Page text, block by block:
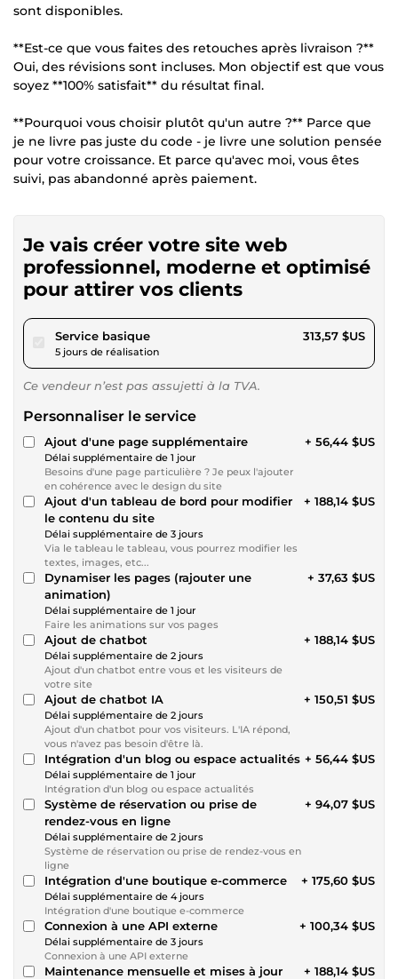
sont disponibles.
**Est-ce que vous faites des retouches après livraison ?**
Oui, des révisions sont incluses. Mon objectif est que vous
soyez **100% satisfait** du résultat final.
**Pourquoi vous choisir plutôt qu'un autre ?** Parce que
je ne livre pas juste du code - je livre une solution pensée
pour votre croissance. Et parce qu'avec moi, vous êtes
suivi, pas abandonné après paiement.
Je vais créer votre site web
professionnel, moderne et optimisé
pour attirer vos clients
Service basiquepour 289,00 $US
5 jours de réalisation
313,57 $US
Ce vendeur n’est pas assujetti à la TVA.
Personnaliser le service
Ajout d'une page supplémentaire
Délai supplémentaire de 1 jour
Besoins d'une page particulière ? Je peux l'ajouter
en cohérence avec le design du site
+ 56,44 $US
Ajout d'un tableau de bord pour modifier
le contenu du site
Délai supplémentaire de 3 jours
Via le tableau le tableau, vous pourrez modifier les
textes, images, etc...
+ 188,14 $US
Dynamiser les pages (rajouter une
animation)
Délai supplémentaire de 1 jour
Faire les animations sur vos pages
+ 37,63 $US
Ajout de chatbot
Délai supplémentaire de 2 jours
Ajout d'un chatbot entre vous et les visiteurs de
votre site
+ 188,14 $US
Ajout de chatbot IA
Délai supplémentaire de 2 jours
Ajout d'un chatbot pour vos visiteurs. L'IA répond,
vous n'avez pas besoin d'être là.
+ 150,51 $US
Intégration d'un blog ou espace actualités
Délai supplémentaire de 1 jour
Intégration d'un blog ou espace actualités
+ 56,44 $US
Système de réservation ou prise de
rendez-vous en ligne
Délai supplémentaire de 2 jours
Système de réservation ou prise de rendez-vous en
ligne
+ 94,07 $US
Intégration d'une boutique e-commerce
Délai supplémentaire de 4 jours
Intégration d'une boutique e-commerce
+ 175,60 $US
Connexion à une API externe
Délai supplémentaire de 3 jours
Connexion à une API externe
+ 100,34 $US
Maintenance mensuelle et mises à jour + 188,14 $US